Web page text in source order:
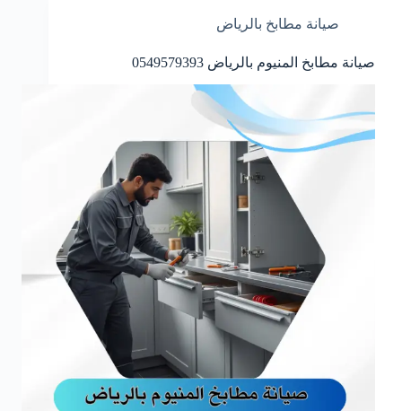
صيانة مطابخ بالرياض
صيانة مطابخ المنيوم بالرياض 0549579393